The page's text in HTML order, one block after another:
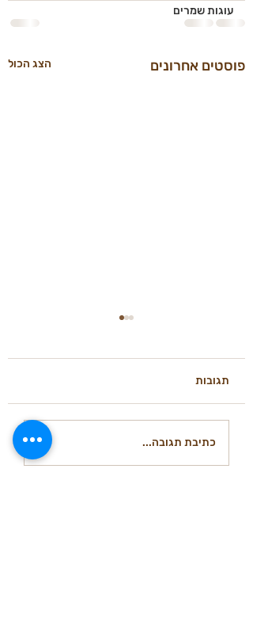
עוגות שמרים
פוסטים אחרונים הצג הכול
בצק מחמצת דביק: למה
2026
תגובות
כתיבת תגובה...